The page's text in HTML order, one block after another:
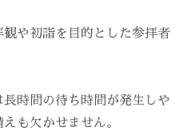
や初詣を目的とした参拝者
時間の待ち時間が発生しや
も欠かせません。